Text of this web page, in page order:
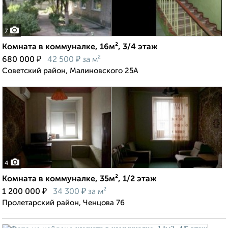
7
Комната в коммуналке, 16м², 3/4 этаж
680 000 ₽ 42 500 ₽ за м²
Советский район, Малиновского 25А
4
Комната в коммуналке, 35м², 1/2 этаж
1 200 000 ₽ 34 300 ₽ за м²
Пролетарский район, Ченцова 76